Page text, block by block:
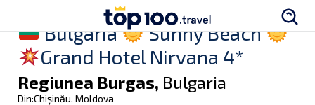
Bulgaria
Sunny Beach
Grand Hotel Nirvana 4*
Regiunea Burgas, Bulgaria
Din:Chișinău, Moldova